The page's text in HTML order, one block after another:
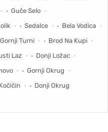
Guče Selo
Sedalce
Bela Vodica
Gornji Turni
Brod Na Kupi
Laz
Donji Ložac
Gornji Okrug
Kočičin Donji Okrug